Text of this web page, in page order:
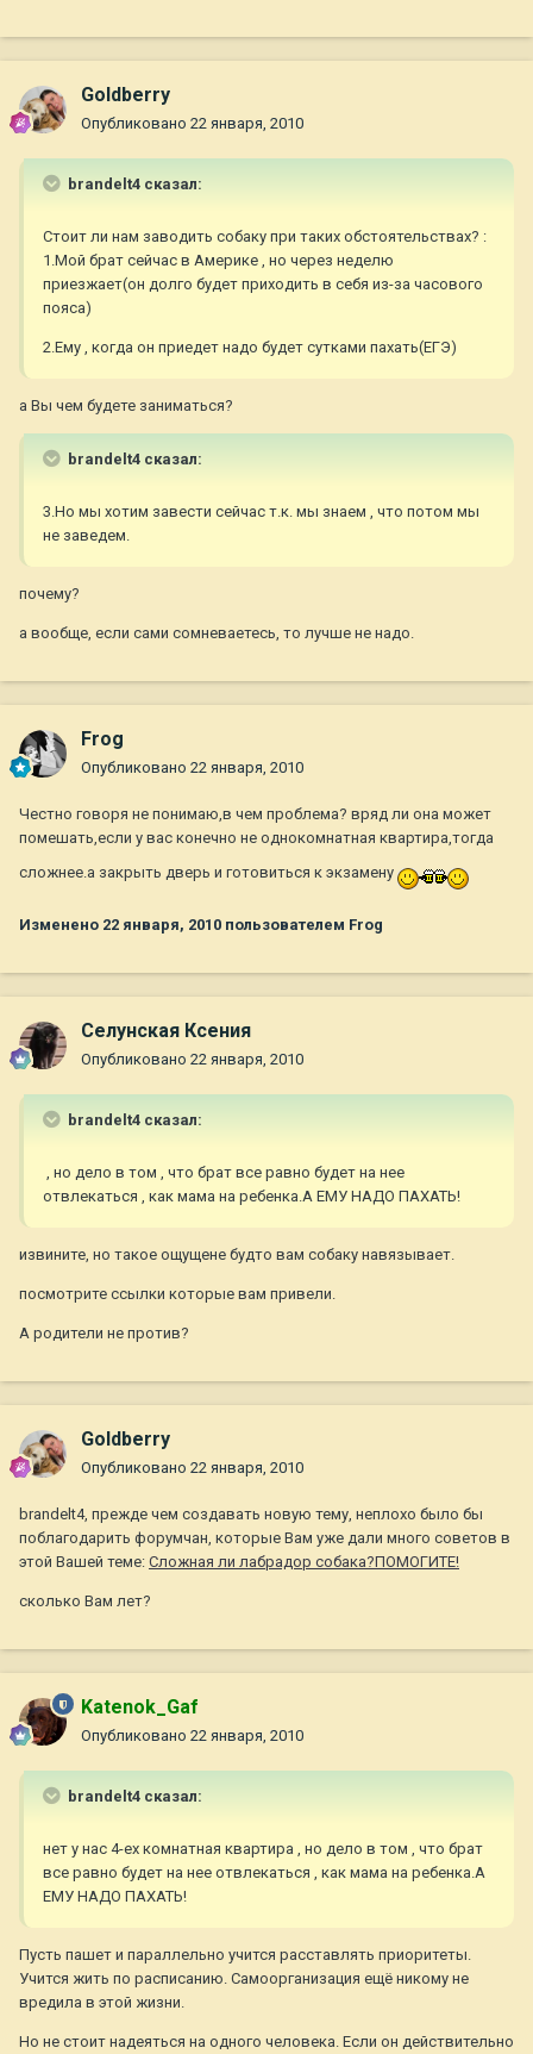
Goldberry
Опубликовано 22 января, 2010
brandelt4 сказал:
Стоит ли нам заводить собаку при таких обстоятельствах? :
1.Мой брат сейчас в Америке , но через неделю
приезжает(он долго будет приходить в себя из-за часового
пояса)
2.Ему , когда он приедет надо будет сутками пахать(ЕГЭ)
а Вы чем будете заниматься?
brandelt4 сказал:
3.Но мы хотим завести сейчас т.к. мы знаем , что потом мы
не заведем.
почему?
а вообще, если сами сомневаетесь, то лучше не надо.
Frog
Опубликовано 22 января, 2010
Честно говоря не понимаю,в чем проблема? вряд ли она может
помешать,если у вас конечно не однокомнатная квартира,тогда
сложнее.а закрыть дверь и готовиться к экзамену
Изменено 22 января, 2010 пользователем Frog
Селунская Ксения
Опубликовано 22 января, 2010
brandelt4 сказал:
, но дело в том , что брат все равно будет на нее
отвлекаться , как мама на ребенка.А ЕМУ НАДО ПАХАТЬ!
извините, но такое ощущене будто вам собаку навязывает.
посмотрите ссылки которые вам привели.
А родители не против?
Goldberry
Опубликовано 22 января, 2010
brandelt4, прежде чем создавать новую тему, неплохо было бы
поблагодарить форумчан, которые Вам уже дали много советов в
этой Вашей теме: Сложная ли лабрадор собака?ПОМОГИТЕ!
сколько Вам лет?
Katenok_Gaf
Опубликовано 22 января, 2010
brandelt4 сказал:
нет у нас 4-ех комнатная квартира , но дело в том , что брат
все равно будет на нее отвлекаться , как мама на ребенка.А
ЕМУ НАДО ПАХАТЬ!
Пусть пашет и параллельно учится расставлять приоритеты.
Учится жить по расписанию. Самоорганизация ещё никому не
вредила в этой жизни.
Но не стоит надеяться на одного человека. Если он действительно